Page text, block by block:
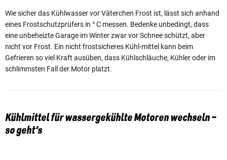
Wie sicher das Kühlwasser vor Väterchen Frost ist, lässt sich anhand
eines Frostschutzprüfers in ° C messen. Bedenke unbedingt, dass
eine unbeheizte Garage im Winter zwar vor Schnee schützt, aber
nicht vor Frost. Ein nicht frostsicheres Kühl-mittel kann beim
Gefrieren so viel Kraft ausüben, dass Kühlschläuche, Kühler oder im
schlimmsten Fall der Motor platzt.
Kühlmittel für wassergekühlte Motoren wechseln –
so geht’s